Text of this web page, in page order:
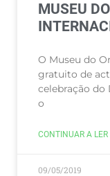
MUSEU
O Museu do
gratuito de
celebração do
o
CONTINUAR A LER
09/05/2019